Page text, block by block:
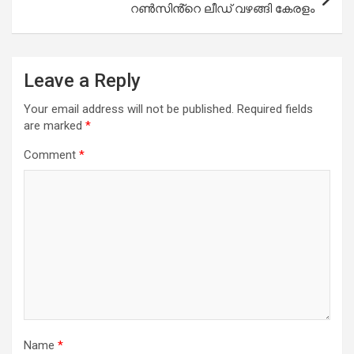
റൺസിൻ്റെ ലീഡ് വഴങ്ങി കേരളം
Leave a Reply
Your email address will not be published. Required fields
are marked *
Comment *
Name *